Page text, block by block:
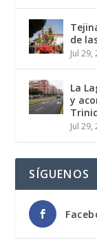
de
Jul 29,
La
y
Jul 29,
SÍGUENOS